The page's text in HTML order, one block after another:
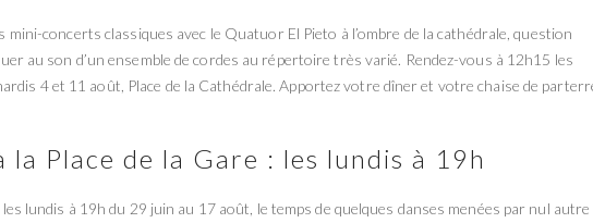
concerts classiques avec le Quatuor El Pieto à l’ombre de la cathédrale, question
au son d’un ensemble de cordes au répertoire très varié. Rendez-vous à 12h15 les
4 et 11 août, Place de la Cathédrale. Apportez votre dîner et votre chaise de
la Place de la Gare : les lundis à 19h
lundis à 19h du 29 juin au 17 août, le temps de quelques danses menées par nul autre